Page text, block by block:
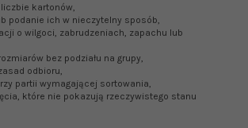
kartonów,
podanie ich w nieczytelny sposób,
o wilgoci, zabrudzeniach, zapachu lub
bez podziału na grupy,
odbioru,
partii wymagającej sortowania,
które nie pokazują rzeczywistego stanu